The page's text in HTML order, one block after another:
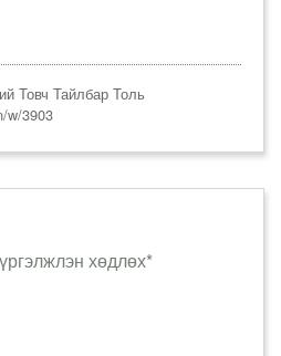
Товч Тайлбар Толь
w/3903
хөдлөх*